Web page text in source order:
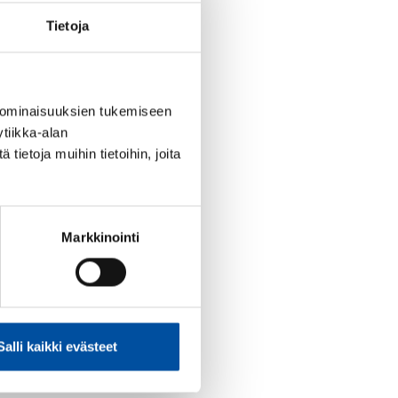
Tietoja
tukemiseen
alan
tietoja muihin tietoihin, joita
Markkinointi
kaikki evästeet